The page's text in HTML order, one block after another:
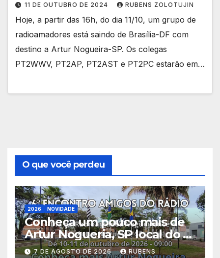
11 DE OUTUBRO DE 2024 RUBENS ZOLOTUJIN
Hoje, a partir das 16h, do dia 11/10, um grupo de
radioamadores está saindo de Brasília-DF com
destino a Artur Nogueira-SP. Os colegas
PT2WWV, PT2AP, PT2AST e PT2PC estarão em…
O que você perdeu
2026 NOVIDADE
Conheça um pouco mais de
Artur Nogueria, SP local do 6º
Encontro Amigos do Rádio
7 DE AGOSTO DE 2026 RUBENS